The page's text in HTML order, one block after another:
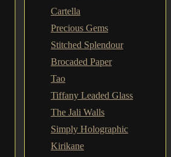
Cartella
Precious Gems
Stitched Splendour
Brocaded Paper
Tao
Tiffany Leaded Glass
The Jali Walls
Simply Holographic
Kirikane